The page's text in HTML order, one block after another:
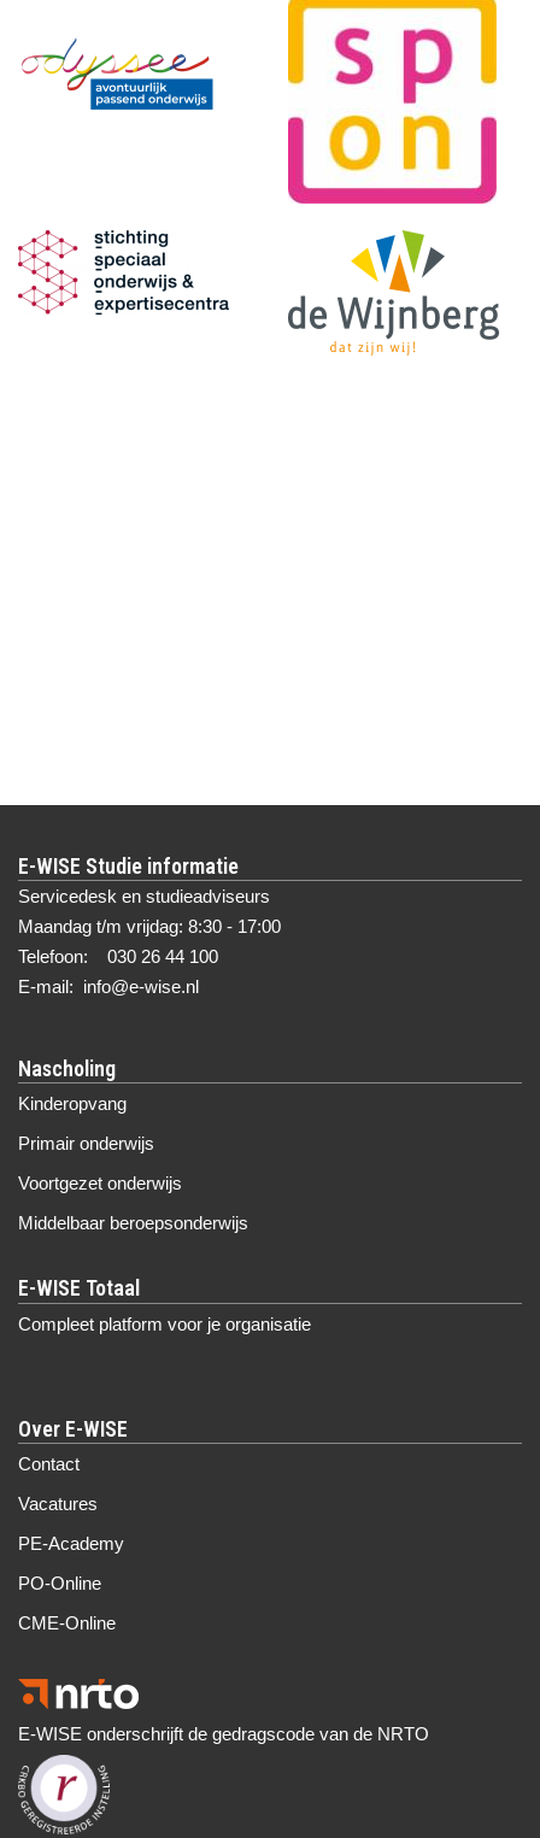
E-WISE Studie informatie
Servicedesk en studieadviseurs
Maandag t/m vrijdag: 8:30 - 17:00
Telefoon: 030 26 44 100
E-mail: info@e-wise.nl
Nascholing
Kinderopvang
Primair onderwijs
Voortgezet onderwijs
Middelbaar beroepsonderwijs
Compleet platform voor je organisatie
Over E-WISE
Contact
Vacatures
PE-Academy
PO-Online
CME-Online
E-WISE onderschrijft de gedragscode van de NRTO